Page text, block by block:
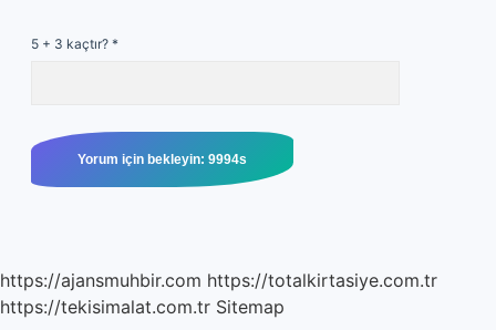
5 + 3 kaçtır? *
https://ajansmuhbir.com https://totalkirtasiye.com.tr
https://tekisimalat.com.tr Sitemap